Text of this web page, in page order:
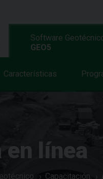
Software
GEO5
Características
en línea
Capacitación